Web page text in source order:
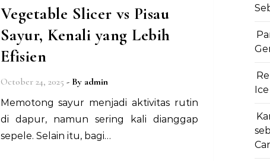
Vegetable Slicer vs Pisau
Sayur, Kenali yang Lebih
Efisien
October 24, 2025 - By admin
Memotong sayur menjadi aktivitas rutin
di dapur, namun sering kali dianggap
sepele. Selain itu, bagi…